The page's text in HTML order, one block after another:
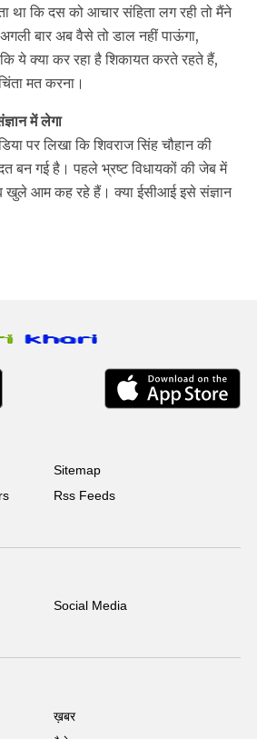
था कि दस को आचार संहिता लग रही तो मैंने
बार अब वैसे तो डाल नहीं पाऊंगा,
कि ये क्या कर रहा है शिकायत करते रहते हैं,
मत करना।
में लेगा
पर लिखा कि शिवराज सिंह चौहान की
गई है। पहले भ्रष्ट विधायकों की जेब में
खुले आम कह रहे हैं। क्या ईसीआई इसे संज्ञान
Sitemap
Rss Feeds
Social Media
ख़बर